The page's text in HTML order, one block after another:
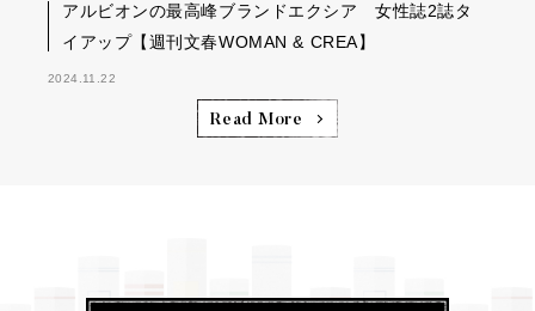
アルビオンの最高峰ブランドエクシア 女性誌2誌タ
イアップ【週刊文春WOMAN & CREA】
2024.11.22
Read More